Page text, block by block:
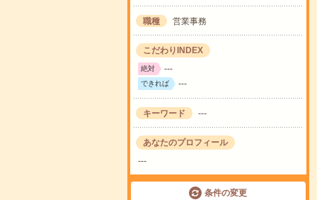
職種 営業事務
こだわりINDEX
絶対 ---
できれば ---
キーワード ---
あなたのプロフィール
---
条件の変更